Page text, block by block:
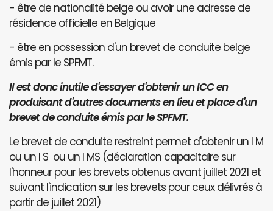
- être de nationalité belge ou avoir une adresse de
résidence officielle en Belgique
- être en possession d'un brevet de conduite belge
émis par le SPFMT.
Il est donc inutile d'essayer d'obtenir un ICC en
produisant d'autres documents en lieu et place d'un
brevet de conduite émis par le SPFMT.
Le brevet de conduite restreint permet d'obtenir un I M
ou un I S ou un I MS (déclaration capacitaire sur
l'honneur pour les brevets obtenus avant juillet 2021 et
suivant l'indication sur les brevets pour ceux délivrés à
partir de juillet 2021)